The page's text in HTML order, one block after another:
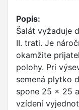
Popis:
Šalát vyžaduje
II. trati. Je
okamžite
polohy. Pri
semená plytko
spone 25 x 25
vzídení